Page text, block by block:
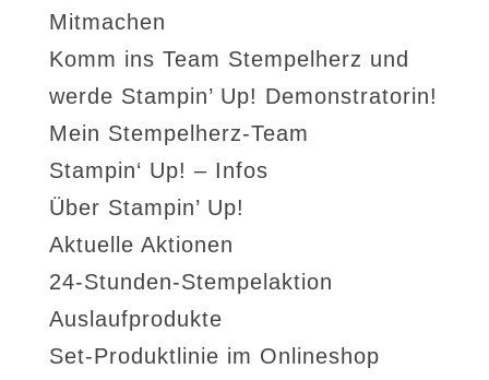
Mitmachen
Komm ins Team Stempelherz und
werde Stampin’ Up! Demonstratorin!
Mein Stempelherz-Team
Stampin‘ Up! – Infos
Über Stampin’ Up!
Aktuelle Aktionen
24-Stunden-Stempelaktion
Auslaufprodukte
Set-Produktlinie im Onlineshop